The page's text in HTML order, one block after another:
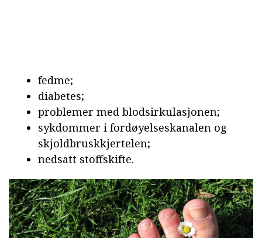
fedme;
diabetes;
problemer med blodsirkulasjonen;
sykdommer i fordøyelseskanalen og
skjoldbruskkjertelen;
nedsatt stoffskifte.